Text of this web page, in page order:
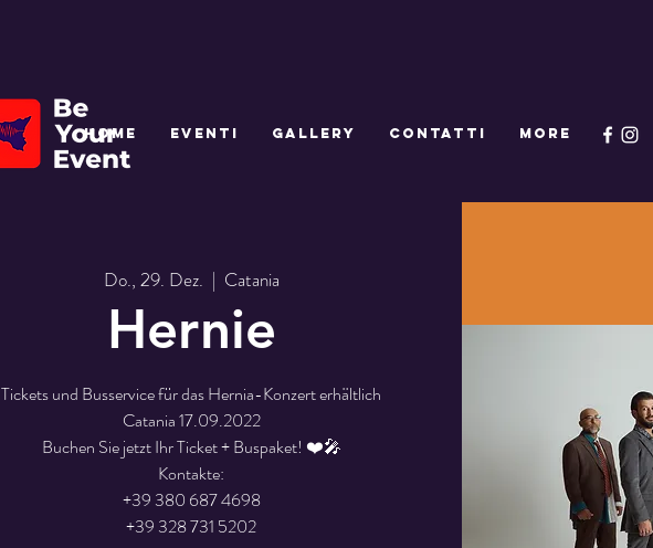
Do., 29. Dez.
  |
Catania
Hernie
Tickets und Busservice für das Hernia-Konzert erhältlich
Catania 17.09.2022
Buchen Sie jetzt Ihr Ticket + Buspaket! ❤️🎤
Kontakte:
+39 380 687 4698
HOME EVENTI GALLERY CONTATTI More